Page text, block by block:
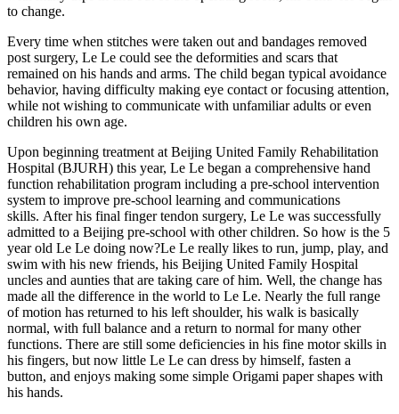
to change.
Every time when stitches were taken out and bandages removed
post surgery, Le Le could see the deformities and scars that
remained on his hands and arms. The child began typical avoidance
behavior, having difficulty making eye contact or focusing attention,
while not wishing to communicate with unfamiliar adults or even
children his own age.
Upon beginning treatment at Beijing United Family Rehabilitation
Hospital (BJURH) this year, Le Le began a comprehensive hand
function rehabilitation program including a pre-school intervention
system to improve pre-school learning and communications
skills. After his final finger tendon surgery, Le Le was successfully
admitted to a Beijing pre-school with other children. So how is the 5
year old Le Le doing now?Le Le really likes to run, jump, play, and
swim with his new friends, his Beijing United Family Hospital
uncles and aunties that are taking care of him. Well, the change has
made all the difference in the world to Le Le. Nearly the full range
of motion has returned to his left shoulder, his walk is basically
normal, with full balance and a return to normal for many other
functions. There are still some deficiencies in his fine motor skills in
his fingers, but now little Le Le can dress by himself, fasten a
button, and enjoys making some simple Origami paper shapes with
his hands.